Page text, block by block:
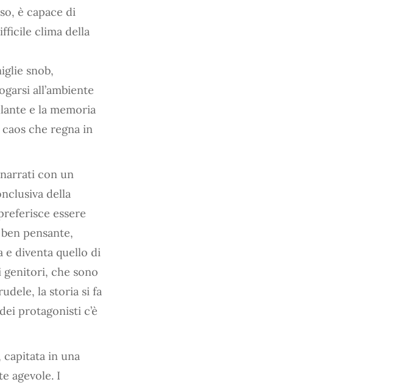
è capace di
clima della
snob,
all’ambiente
e la memoria
che regna in
con un
della
essere
pensante,
e diventa quello di
che sono
la storia si fa
protagonisti c’è
capitata in una
agevole. I